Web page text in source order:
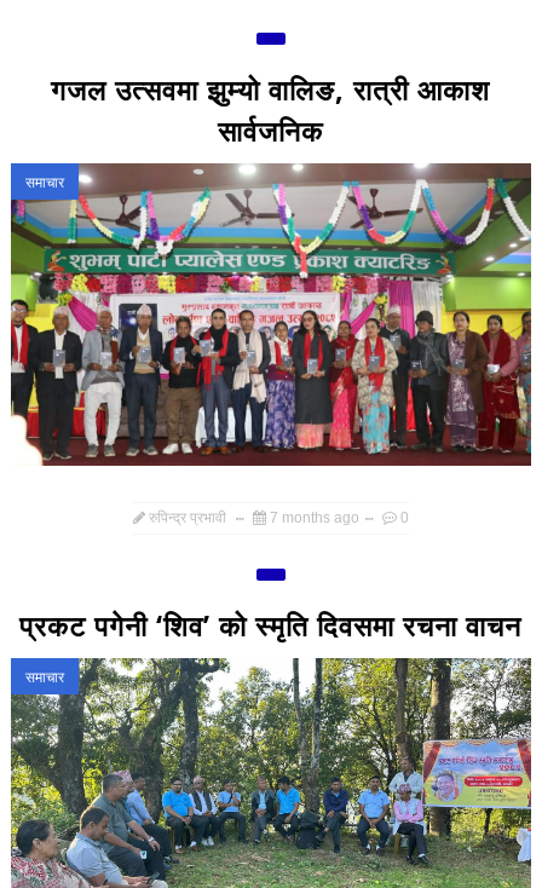
गजल उत्सवमा झुम्यो वालिङ, रात्री आकाश
सार्वजनिक
समाचार
रुपिन्द्र प्रभावी 7 months ago 0
प्रकट पगेनी ‘शिव’ को स्मृति दिवसमा रचना वाचन
समाचार